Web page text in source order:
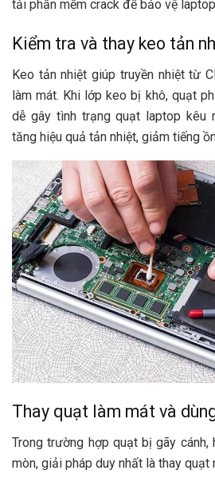
tải phần mềm crack để bảo vệ
Kiểm tra và thay keo tản
Keo tản nhiệt giúp truyền nhiệt từ
làm mát. Khi lớp keo bị khô, quạt
dễ gây tình trạng quạt laptop kêu
tăng hiệu quả tản nhiệt, giảm tiếng
Thay quạt làm mát và
Trong trường hợp quạt bị gãy cánh,
mòn, giải pháp duy nhất là thay quạt